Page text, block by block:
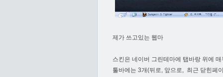
제가 쓰고있는 웹마
스킨은 네이버 그린테마에 탭바랑 위에
툴바에는 3개(뒤로, 앞으로, 최근 닫힌페